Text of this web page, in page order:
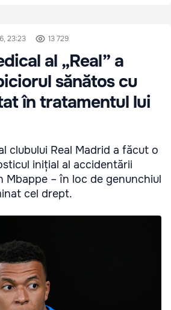
23:23 13 729
al „Real” a
sănătos cu
în tratamentul lui
clubului Real Madrid a făcut o
inițial al accidentării
Mbappe – în loc de genunchiul
cel drept.